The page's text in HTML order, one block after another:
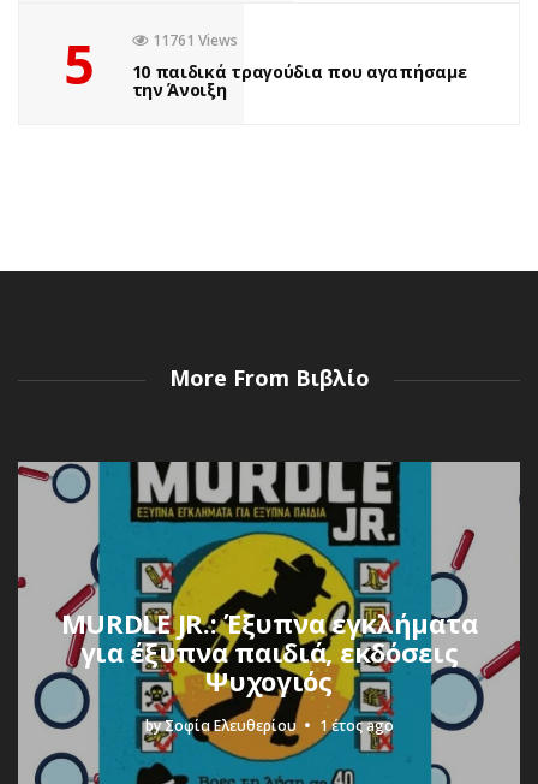
5 11761 Views
10 παιδικά τραγούδια που αγαπήσαμε
την Άνοιξη
More From Βιβλίο
MURDLE JR.: Έξυπνα εγκλήματα
για έξυπνα παιδιά, εκδόσεις
Ψυχογιός
byΣοφία Ελευθερίου 1 έτος ago